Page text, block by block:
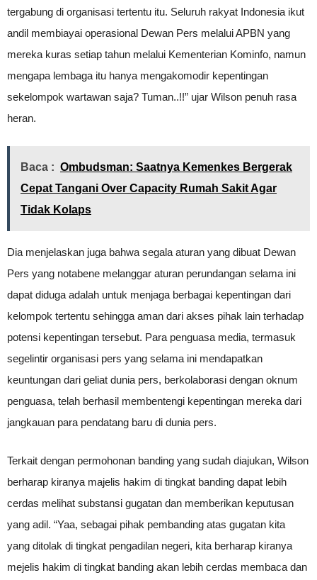
tergabung di organisasi tertentu itu. Seluruh rakyat Indonesia ikut
andil membiayai operasional Dewan Pers melalui APBN yang
mereka kuras setiap tahun melalui Kementerian Kominfo, namun
mengapa lembaga itu hanya mengakomodir kepentingan
sekelompok wartawan saja? Tuman..!!” ujar Wilson penuh rasa
heran.
Baca : Ombudsman: Saatnya Kemenkes Bergerak
Cepat Tangani Over Capacity Rumah Sakit Agar
Tidak Kolaps
Dia menjelaskan juga bahwa segala aturan yang dibuat Dewan
Pers yang notabene melanggar aturan perundangan selama ini
dapat diduga adalah untuk menjaga berbagai kepentingan dari
kelompok tertentu sehingga aman dari akses pihak lain terhadap
potensi kepentingan tersebut. Para penguasa media, termasuk
segelintir organisasi pers yang selama ini mendapatkan
keuntungan dari geliat dunia pers, berkolaborasi dengan oknum
penguasa, telah berhasil membentengi kepentingan mereka dari
jangkauan para pendatang baru di dunia pers.
Terkait dengan permohonan banding yang sudah diajukan, Wilson
berharap kiranya majelis hakim di tingkat banding dapat lebih
cerdas melihat substansi gugatan dan memberikan keputusan
yang adil. “Yaa, sebagai pihak pembanding atas gugatan kita
yang ditolak di tingkat pengadilan negeri, kita berharap kiranya
mejelis hakim di tingkat banding akan lebih cerdas membaca dan